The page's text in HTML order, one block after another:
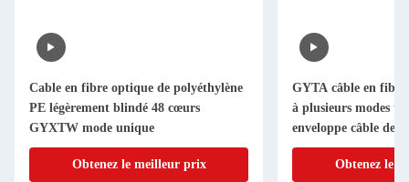
Cable en fibre optique de polyéthylène
PE légèrement blindé 48 cœurs
GYXTW mode unique
Obtenez le meilleur prix
GYTA câble en
à plusieurs modes
enveloppe câble de
aluminium
Obtenez le